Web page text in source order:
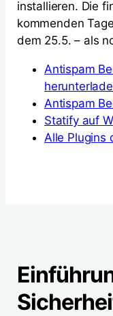
installieren. Die
kommenden
dem 25.5. – als
Antispam
Antispam
Statify auf
Alle Plugins